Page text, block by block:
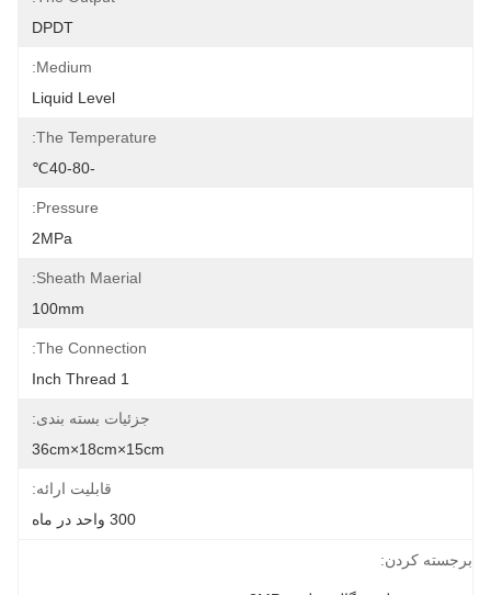
DPDT
Medium:
Liquid Level
The Temperature:
Pressure:
2MPa
Sheath Maerial:
100mm
The Connection:
جزئیات بسته بندی:
36cm×18cm×15cm
قابلیت ارائه:
300 واحد در ماه
برجسته کردن: